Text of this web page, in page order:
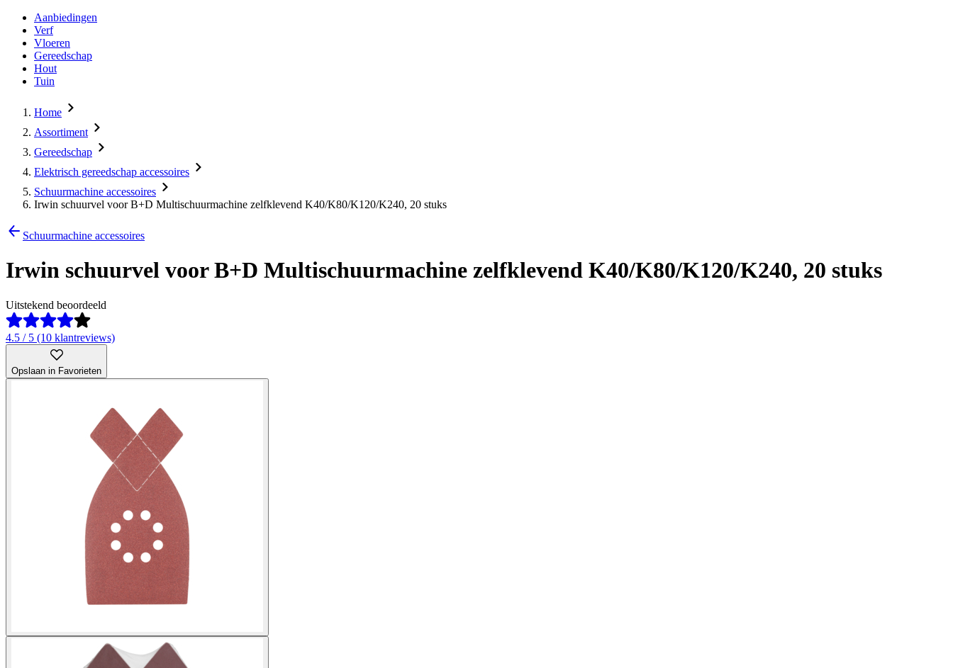
Aanbiedingen
Verf
Vloeren
Gereedschap
Hout
Tuin
Home
Assortiment
Gereedschap
Elektrisch gereedschap accessoires
Schuurmachine accessoires
Irwin schuurvel voor B+D Multischuurmachine zelfklevend K40/K80/K120/K240, 20 stuks
Schuurmachine accessoires
Irwin schuurvel voor B+D Multischuurmachine zelfklevend K40/K80/K120/K240, 20 stuks
Uitstekend beoordeeld
4.5 / 5 (10 klantreviews)
Opslaan in Favorieten